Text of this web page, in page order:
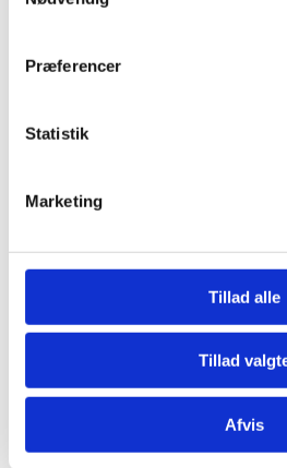
Præferencer
Statistik
Marketing
Tillad alle
Tillad
Afvis